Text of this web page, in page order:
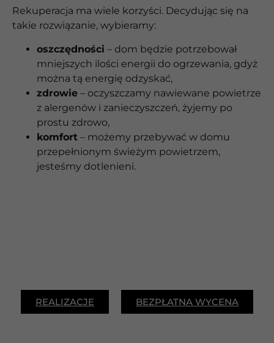
Rekuperacja ma wiele korzyści. Decydując się na
takie rozwiązanie, wybieramy:
oszczędności – dom będzie potrzebował
mniejszych ilości energii do ogrzewania, gdyż
można tą energię odzyskać,
zdrowie – oczyszczamy nawiewane powietrze
z alergenów i zanieczyszczeń, żyjemy po
prostu zdrowo,
komfort – możemy przebywać w domu
przepełnionym świeżym powietrzem,
jesteśmy dotlenieni.
REALIZACJE BEZPŁATNA WYCENA